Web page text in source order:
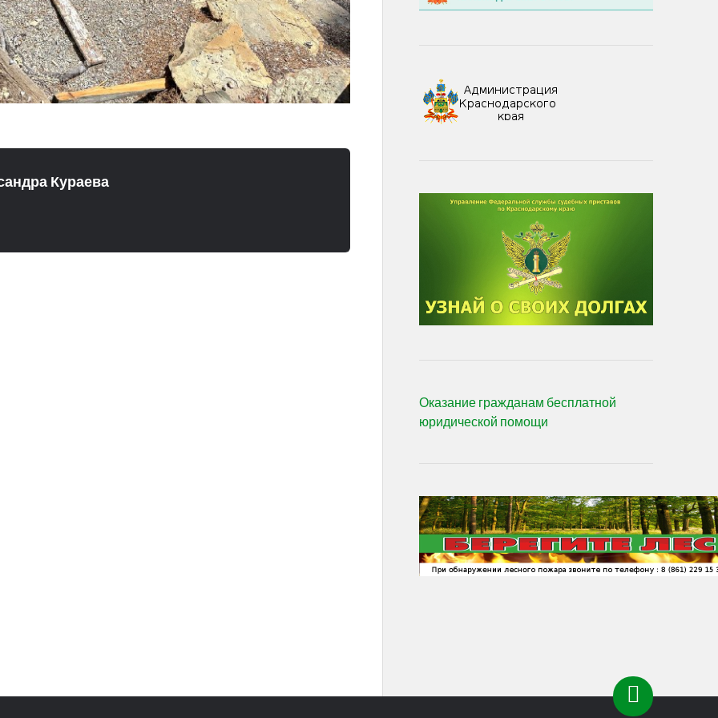
Кураева
Оказание гражданам бесплатной
юридической помощи